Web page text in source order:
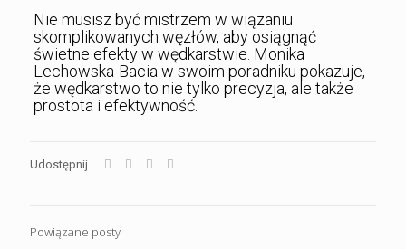
Nie musisz być mistrzem w wiązaniu
skomplikowanych węzłów, aby osiągnąć
świetne efekty w wędkarstwie. Monika
Lechowska-Bacia w swoim poradniku pokazuje,
że wędkarstwo to nie tylko precyzja, ale także
prostota i efektywność.
Udostępnij
Powiązane posty